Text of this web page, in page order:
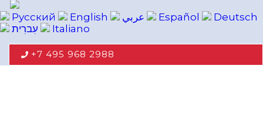
Русский
English عربي Español
Deutsch
עִברִית
Italiano
+7 495 968 2988